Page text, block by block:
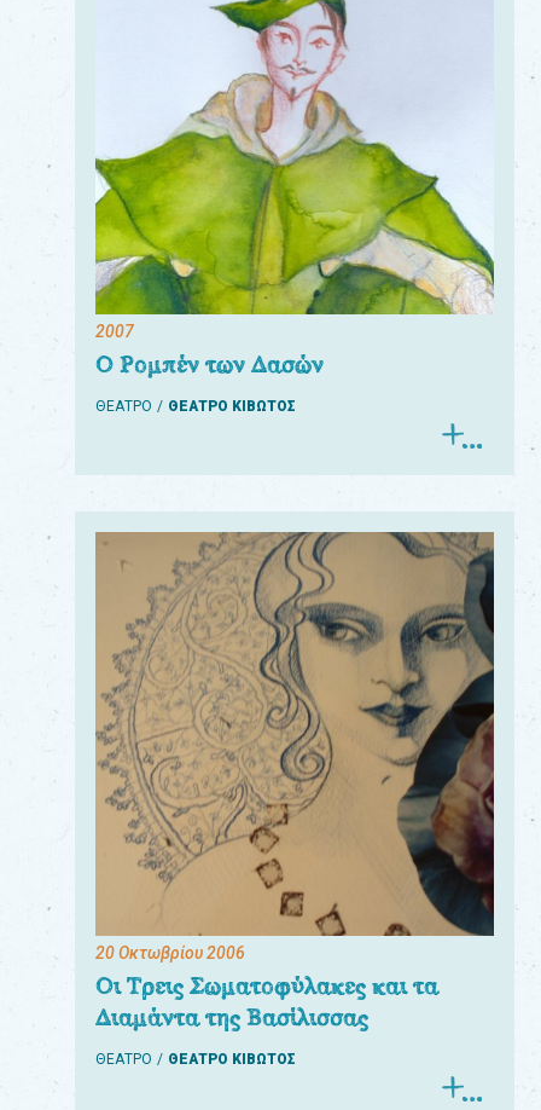
2007
Ο Ρομπέν των Δασών
ΘΕΑΤΡΟ ΘΕΑΤΡΟ ΚΙΒΩΤΟΣ
20 Οκτωβρίου 2006
Οι Τρεις Σωματοφύλακες και τα
Διαμάντα της Βασίλισσας
ΘΕΑΤΡΟ ΘΕΑΤΡΟ ΚΙΒΩΤΟΣ